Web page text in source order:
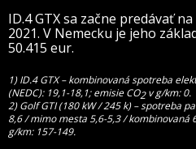
ID.4 GTX sa začne predávať
2021. V Nemecku je jeho
50.415 eur.
1) ID.4 GTX – kombinovaná spotreba
(NEDC): 19,1-18,1; emisie CO2v g/km: 0.
2) Golf GTI (180 kW / 245 k) – spotreba
8,6 / mimo mesta 5,6-5,3 / kombinovaná
g/km: 157-149.